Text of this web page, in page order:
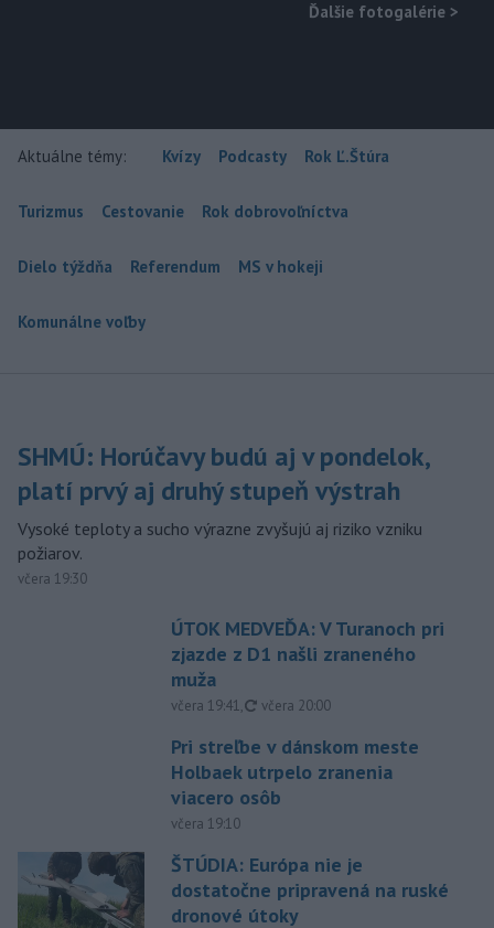
Ďalšie fotogalérie >
Aktuálne témy: Kvízy Podcasty Rok Ľ.Štúra
Turizmus Cestovanie Rok dobrovoľníctva
Dielo týždňa Referendum MS v hokeji
Komunálne voľby
SHMÚ: Horúčavy budú aj v pondelok,
platí prvý aj druhý stupeň výstrah
Vysoké teploty a sucho výrazne zvyšujú aj riziko vzniku
požiarov.
včera 19:30
ÚTOK MEDVEĎA: V Turanoch pri
zjazde z D1 našli zraneného
muža
včera 19:41, aktualizované
včera 20:00
Pri streľbe v dánskom meste
Holbaek utrpelo zranenia
viacero osôb
včera 19:10
ŠTÚDIA: Európa nie je
dostatočne pripravená na ruské
dronové útoky